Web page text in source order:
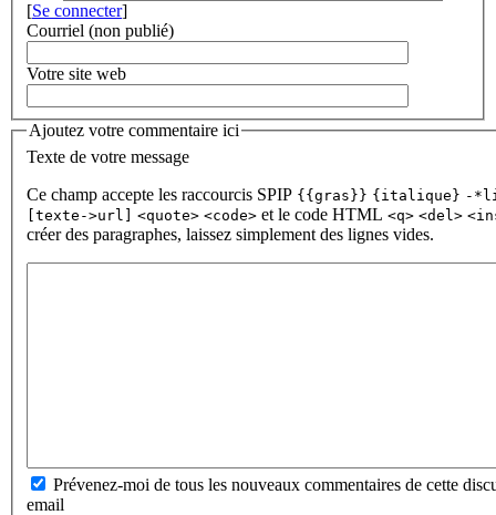
[Se connecter]
Courriel (non publié)
Votre site web
Ajoutez votre commentaire ici
Texte de votre message
Ce champ accepte les raccourcis SPIP {{gras}} {italique} -
[texte->url] <quote> <code> et le code HTML <q> <del>
créer des paragraphes, laissez simplement des lignes vides.
Prévenez-moi de tous les nouveaux commentaires de cette
email